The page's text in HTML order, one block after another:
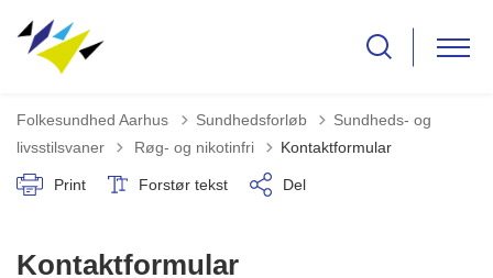
Folkesundhed Aarhus Sundhedsforløb
Sundheds- og
livsstilsvaner
Tilbage til
Røg- og nikotinfri Kontaktformular
Print Forstør tekst Del
Kontaktformular